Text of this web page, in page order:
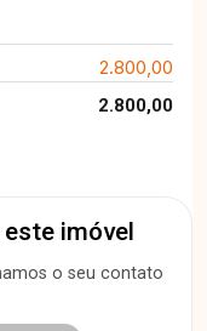
2.800,00
2.800,00
imóvel
o seu contato